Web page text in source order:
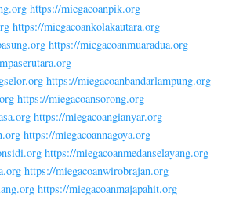
https://miegacoanpik.org
https://miegacoankolakautara.org
https://miegacoanmuaradua.org
https://miegacoanbandarlampung.org
https://miegacoansorong.org
https://miegacoangianyar.org
https://miegacoannagoya.org
https://miegacoanmedanselayang.org
https://miegacoanwirobrajan.org
https://miegacoanmajapahit.org